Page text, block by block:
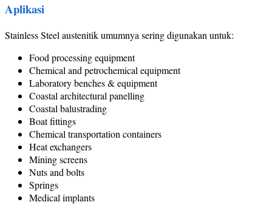
Aplikasi
Stainless Steel austenitik umumnya sering digunakan untuk:
Food processing equipment
Chemical and petrochemical equipment
Laboratory benches & equipment
Coastal architectural panelling
Coastal balustrading
Boat fittings
Chemical transportation containers
Heat exchangers
Mining screens
Nuts and bolts
Springs
Medical implants